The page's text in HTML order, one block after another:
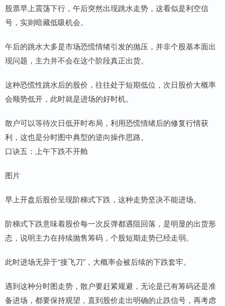
股票早上震荡下行，午后突然出现跳水走势，这看似是利空信
号，实则暗藏低吸机会。
午后的跳水大多是市场恐慌情绪引发的抛压，并非个股基本面出
现问题，主力并不会在这个阶段真正出货。
这种恐慌性跳水后的股价，往往处于短期低位，次日股价大概率
会顺势低开，此时就是进场的好时机。
散户可以等待次日低开时布局，利用恐慌情绪后的修复行情获
利，这也是分时图中典型的逆向操作思路。
口诀五：上午下跌不开舱
图片
早上开盘后股价呈现阶梯式下跌，这种走势坚决不能进场。
阶梯式下跌意味着股价每一次反弹都遇阻回落，是明显的出货形
态，说明主力在持续抛售筹码，个股短期走势已经走弱。
此时进场无异于“接飞刀”，大概率会被后续的下跌套牢。
遇到这种分时图走势，散户要赶紧规避，无论是已有筹码还是准
备进场，都要保持观望，直到股价走出明确的止跌信号，再考虑